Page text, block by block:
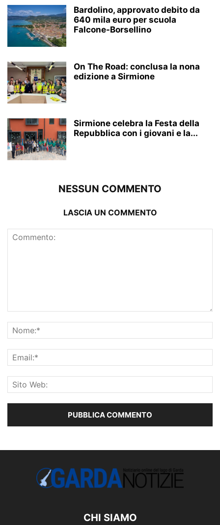
Bardolino, approvato debito da
640 mila euro per scuola
Falcone-Borsellino
On The Road: conclusa la nona
edizione a Sirmione
Sirmione celebra la Festa della
Repubblica con i giovani e la...
NESSUN COMMENTO
LASCIA UN COMMENTO
CHI SIAMO